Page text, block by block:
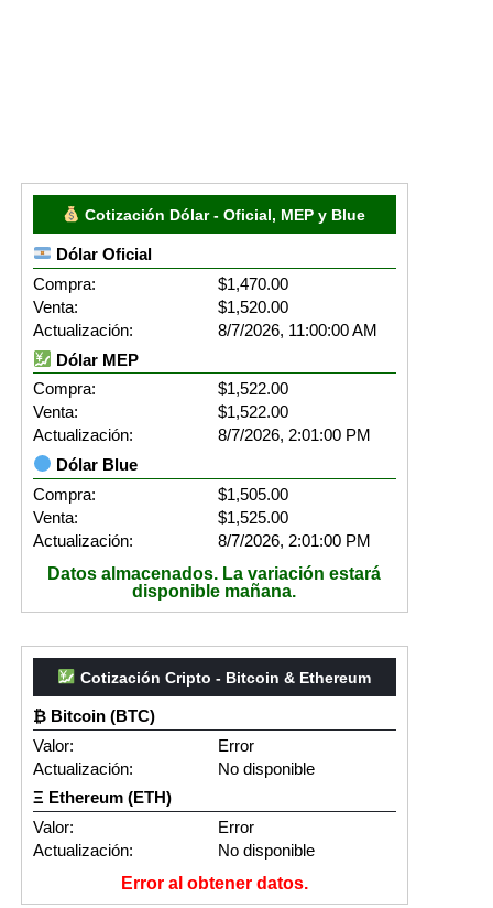
Cotización Dólar - Oficial, MEP y Blue
Dólar Oficial
Compra:
$1,470.00
Venta:
$1,520.00
Actualización:
8/7/2026, 11:00:00 AM
Dólar MEP
Compra:
$1,522.00
Venta:
$1,522.00
Actualización:
8/7/2026, 2:01:00 PM
Dólar Blue
Compra:
$1,505.00
Venta:
$1,525.00
Actualización:
8/7/2026, 2:01:00 PM
Datos almacenados. La variación estará
disponible mañana.
Cotización Cripto - Bitcoin & Ethereum
₿ Bitcoin (BTC)
Valor:
Error
Actualización:
No disponible
Ξ Ethereum (ETH)
Valor:
Error
Actualización:
No disponible
Error al obtener datos.